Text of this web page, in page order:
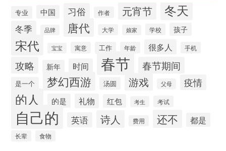
专业 中国 习俗 作者 元宵节 冬天
冬季 品牌 唐代 大学 娘家 学校 孩子
宋代 宝宝 寓意 工作 年龄 很多人 手机
攻略 新年 时间 春节 春节期间
是一个 梦幻西游 汤圆 游戏 父母 疫情
的人 的是 礼物 红包 考生 考试
自己的 英语 诗人 费用 还不 都是
长辈 食物